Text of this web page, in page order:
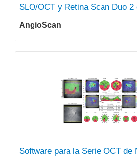
SLO/OCT y Retina Scan Duo 2
AngioScan
Software para la Serie OCT de